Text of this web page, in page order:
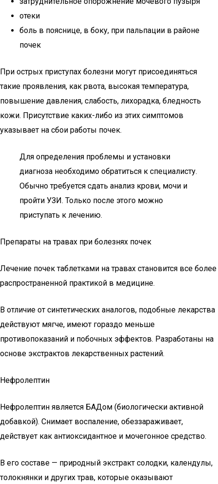
отеки
боль в пояснице, в боку, при пальпации в районе
почек
При острых приступах болезни могут присоединяться
такие проявления, как рвота, высокая температура,
повышение давления, слабость, лихорадка, бледность
кожи. Присутствие каких-либо из этих симптомов
указывает на сбои работы почек.
Для определения проблемы и установки
диагноза необходимо обратиться к специалисту.
Обычно требуется сдать анализ крови, мочи и
пройти УЗИ. Только после этого можно
приступать к лечению.
Препараты на травах при болезнях почек
Лечение почек таблетками на травах становится все более
распространенной практикой в медицине.
В отличие от синтетических аналогов, подобные лекарства
действуют мягче, имеют гораздо меньше
противопоказаний и побочных эффектов. Разработаны на
основе экстрактов лекарственных растений.
Нефролептин
Нефролептин является БАДом (биологически активной
добавкой). Снимает воспаление, обеззараживает,
действует как антиоксидантное и мочегонное средство.
В его составе — природный экстракт солодки, календулы,
толокнянки и других трав, которые оказывают